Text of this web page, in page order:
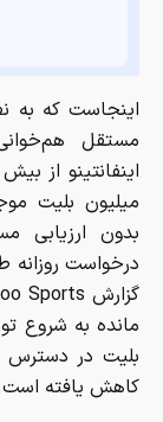
اینجاست که به
درخواست
مانده به شروع
بلیت در دسترس
کاهش یافته